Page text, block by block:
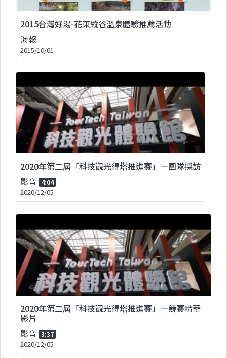
2015台灣好湯-花東縱谷溫泉體驗推薦活動
海報
2015/10/01
2020年第二屆「科技觀光得塔推進賽」—團隊採訪
影音 4:04
2020/12/05
2020年第二屆「科技觀光得塔推進賽」—競賽精華
影片
影音 3:37
2020/12/05